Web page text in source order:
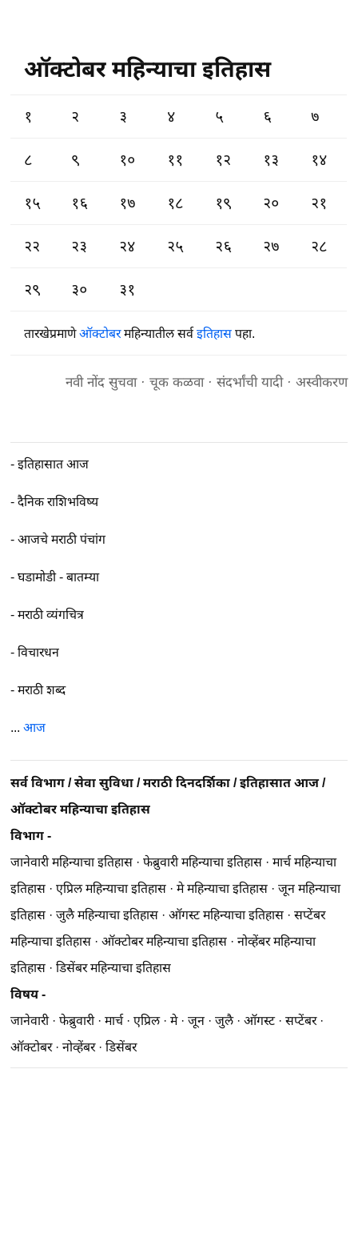
ऑक्टोबर महिन्याचा इतिहास
१ २ ३ ४ ५ ६ ७
८ ९ १० ११ १२ १३ १४
१५ १६ १७ १८ १९ २० २१
२२ २३ २४ २५ २६ २७ २८
२९ ३० ३१
तारखेप्रमाणेऑक्टोबरमहिन्यातील सर्वइतिहास पहा.
नवी नोंद सुचवा· चूक कळवा· संदर्भांची यादी· अस्वीकरण
-इतिहासात आज
-दैनिक राशिभविष्य
-आजचे मराठी पंचांग
-घडामोडी - बातम्या
-मराठी व्यंगचित्र
-विचारधन
-मराठी शब्द
...आज
सर्व विभाग /सेवा सुविधा /मराठी दिनदर्शिका /इतिहासात आज/
ऑक्टोबर महिन्याचा इतिहास
विभाग -
जानेवारी महिन्याचा इतिहास ·फेब्रुवारी महिन्याचा इतिहास ·मार्च महिन्याचा
इतिहास ·एप्रिल महिन्याचा इतिहास ·मे महिन्याचा इतिहास ·जून महिन्याचा
इतिहास ·जुलै महिन्याचा इतिहास ·ऑगस्ट महिन्याचा इतिहास ·सप्टेंबर
महिन्याचा इतिहास ·ऑक्टोबर महिन्याचा इतिहास ·नोव्हेंबर महिन्याचा
इतिहास ·डिसेंबर महिन्याचा इतिहास
विषय -
जानेवारी·फेब्रुवारी·मार्च·एप्रिल·मे·जून ·जुलै·ऑगस्ट·सप्टेंबर·
ऑक्टोबर·नोव्हेंबर·डिसेंबर